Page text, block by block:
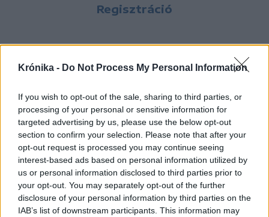
Krónika - Do Not Process My Personal Information
If you wish to opt-out of the sale, sharing to third parties, or
processing of your personal or sensitive information for
targeted advertising by us, please use the below opt-out
section to confirm your selection. Please note that after your
opt-out request is processed you may continue seeing
interest-based ads based on personal information utilized by
us or personal information disclosed to third parties prior to
your opt-out. You may separately opt-out of the further
disclosure of your personal information by third parties on the
IAB’s list of downstream participants. This information may
Regisztráció
Hasznos
Impresszum
Szerzői jogok